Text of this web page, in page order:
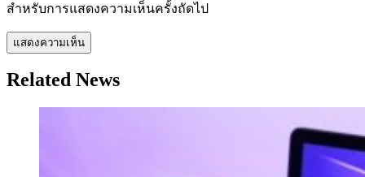
สำหรับการแสดงความเห็นครั้งถัดไป
Related News